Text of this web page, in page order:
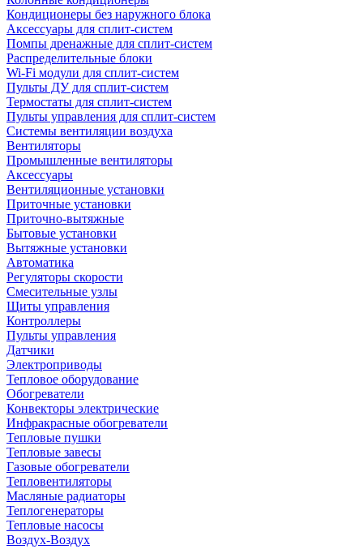
Кондиционеры без наружного блока
Аксессуары для сплит-систем
Помпы дренажные для сплит-систем
Распределительные блоки
Wi-Fi модули для сплит-систем
Пульты ДУ для сплит-систем
Термостаты для сплит-систем
Пульты управления для сплит-систем
Системы вентиляции воздуха
Вентиляторы
Промышленные вентиляторы
Аксессуары
Вентиляционные установки
Приточные установки
Приточно-вытяжные
Бытовые установки
Вытяжные установки
Автоматика
Регуляторы скорости
Смесительные узлы
Щиты управления
Контроллеры
Пульты управления
Датчики
Электроприводы
Тепловое оборудование
Обогреватели
Конвекторы электрические
Инфракрасные обогреватели
Тепловые пушки
Тепловые завесы
Газовые обогреватели
Тепловентиляторы
Масляные радиаторы
Теплогенераторы
Тепловые насосы
Воздух-Воздух